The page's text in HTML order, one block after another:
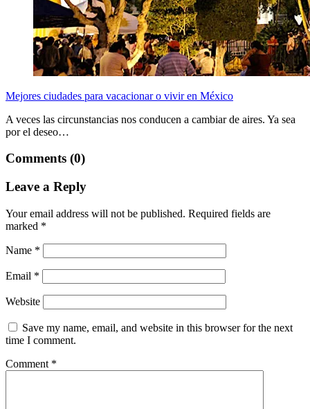
Mejores ciudades para vacacionar o vivir en México
A veces las circunstancias nos conducen a cambiar de aires. Ya sea
por el deseo…
Comments (0)
Leave a Reply
Your email address will not be published. Required fields are
marked *
Name *
Email *
Website
Save my name, email, and website in this browser for the next
time I comment.
Comment *